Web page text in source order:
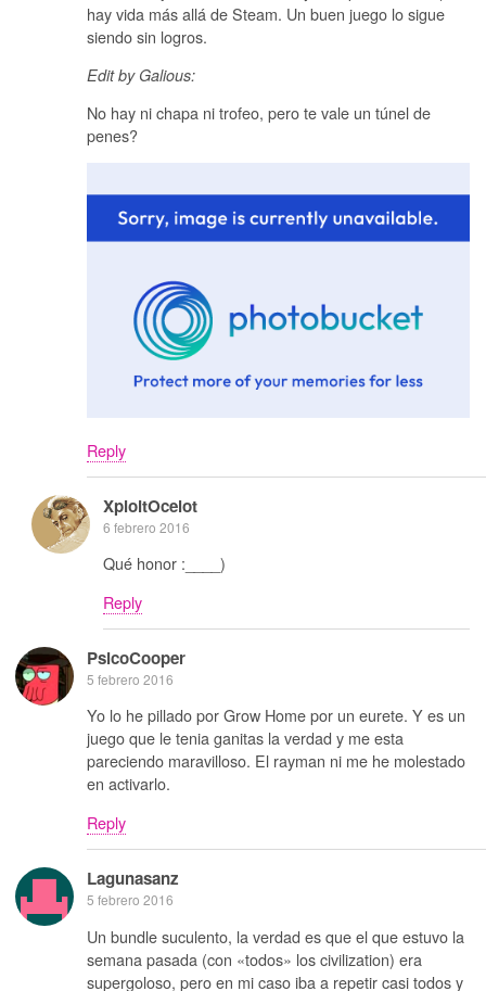
hay vida más allá de Steam. Un buen juego lo sigue
siendo sin logros.
Edit by Galious:
No hay ni chapa ni trofeo, pero te vale un túnel de
penes?
Reply
XploitOcelot
6 febrero 2016
Qué honor :____)
Reply
PsicoCooper
5 febrero 2016
Yo lo he pillado por Grow Home por un eurete. Y es un
juego que le tenia ganitas la verdad y me esta
pareciendo maravilloso. El rayman ni me he molestado
en activarlo.
Reply
Lagunasanz
5 febrero 2016
Un bundle suculento, la verdad es que el que estuvo la
semana pasada (con «todos» los civilization) era
supergoloso, pero en mi caso iba a repetir casi todos y